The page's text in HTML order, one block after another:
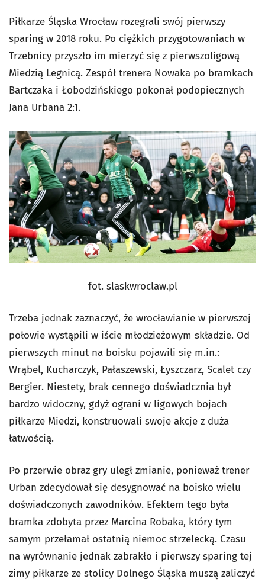
Piłkarze Śląska Wrocław rozegrali swój pierwszy
sparing w 2018 roku. Po ciężkich przygotowaniach w
Trzebnicy przyszło im mierzyć się z pierwszoligową
Miedzią Legnicą. Zespół trenera Nowaka po bramkach
Bartczaka i Łobodzińskiego pokonał podopiecznych
Jana Urbana 2:1.
fot. slaskwroclaw.pl
Trzeba jednak zaznaczyć, że wrocławianie w pierwszej
połowie wystąpili w iście młodzieżowym składzie. Od
pierwszych minut na boisku pojawili się m.in.:
Wrąbel, Kucharczyk, Pałaszewski, Łyszczarz, Scalet czy
Bergier. Niestety, brak cennego doświadcznia był
bardzo widoczny, gdyż ograni w ligowych bojach
piłkarze Miedzi, konstruowali swoje akcje z duża
łatwością.
Po przerwie obraz gry uległ zmianie, ponieważ trener
Urban zdecydował się desygnować na boisko wielu
doświadczonych zawodników. Efektem tego była
bramka zdobyta przez Marcina Robaka, który tym
samym przełamał ostatnią niemoc strzelecką. Czasu
na wyrównanie jednak zabrakło i pierwszy sparing tej
zimy piłkarze ze stolicy Dolnego Śląska muszą zaliczyć